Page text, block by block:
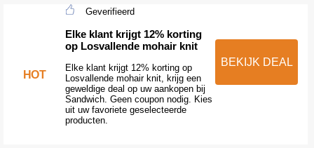
HOT
Geverifieerd
Elke klant krijgt 12% korting
op Losvallende mohair knit
Elke klant krijgt 12% korting op
Losvallende mohair knit, krijg een
geweldige deal op uw aankopen bij
Sandwich. Geen coupon nodig. Kies
uit uw favoriete geselecteerde
producten.
BEKIJK DEAL